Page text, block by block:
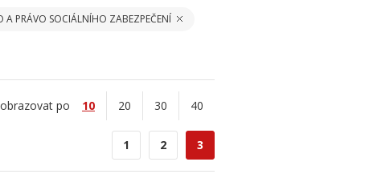
A PRÁVO SOCIÁLNÍHO ZABEZPEČENÍ
po 10 20 30 40
1 2 3